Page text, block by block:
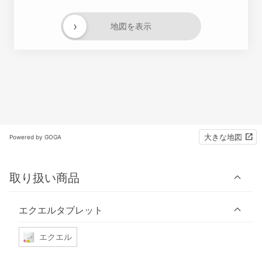
地図を表示
›
Powered by GOGA 大きな地図
取り扱い商品
エクエルタブレット
エクエル